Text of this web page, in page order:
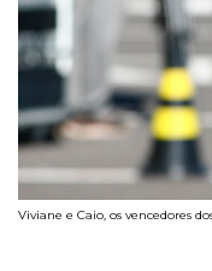
Viviane e Caio, os vencedores